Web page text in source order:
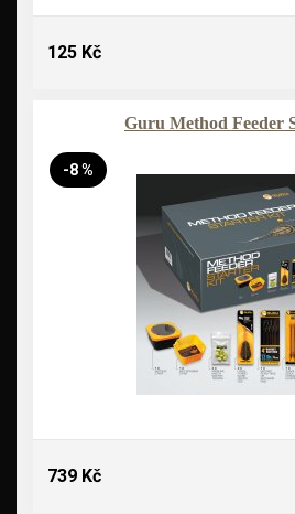
125 Kč
Guru Method Feeder
-8 %
739 Kč